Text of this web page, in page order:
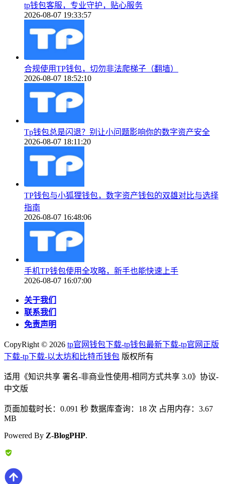
tp钱包客服，专业守护，贴心服务
2026-08-07 19:33:57
合规使用TP钱包，切勿非法爬梯子（翻墙）
2026-08-07 18:52:10
Tp钱包总是闪退？别让小问题影响你的数字资产安全
2026-08-07 18:11:20
TP钱包与小狐狸钱包，数字资产钱包的双雄对比与选择
指南
2026-08-07 16:48:06
手机TP钱包使用全攻略，新手也能快速上手
2026-08-07 16:07:00
关于我们
联系我们
免责声明
CopyRight © 2026 tp官网钱包下载-tp钱包最新下载-tp官网正版
下载-tp下载-以太坊和比特币钱包 版权所有
适用《知识共享 署名-非商业性使用-相同方式共享 3.0》协议-
中文版
页面加载时长：0.091 秒 数据库查询：18 次 占用内存：3.67
MB
Powered By Z-BlogPHP.